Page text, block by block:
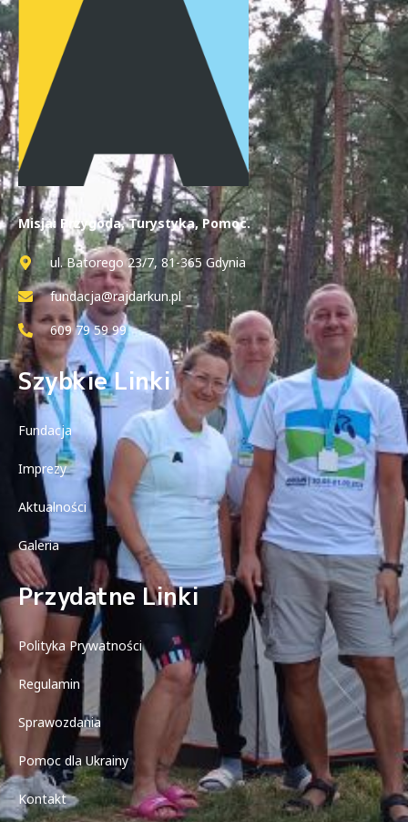
Misja: Przygoda, Turystyka, Pomoc.
ul. Batorego 23/7, 81-365 Gdynia
fundacja@rajdarkun.pl
609 79 59 99
Szybkie Linki
Fundacja
Imprezy
Aktualności
Galeria
Przydatne Linki
Polityka Prywatności
Regulamin
Sprawozdania
Pomoc dla Ukrainy
Kontakt